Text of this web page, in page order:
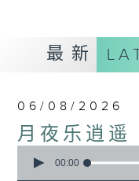
最新
06/08/2026
月夜乐逍遥
seconds
00:00